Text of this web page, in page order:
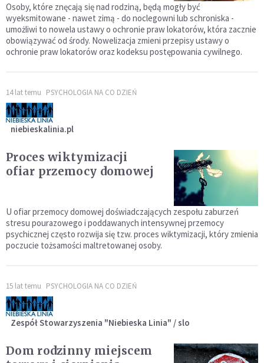
Osoby, które znęcają się nad rodziną, będą mogły być
wyeksmitowane - nawet zimą - do noclegowni lub schroniska -
umożliwi to nowela ustawy o ochronie praw lokatorów, która zacznie
obowiązywać od środy. Nowelizacja zmieni przepisy ustawy o
ochronie praw lokatorów oraz kodeksu postępowania cywilnego.
14 lat temu PSYCHOLOGIA NA CO DZIEŃ
niebieskalinia.pl
Proces wiktymizacji
ofiar przemocy domowej
U ofiar przemocy domowej doświadczających zespołu zaburzeń
stresu pourazowego i poddawanych intensywnej przemocy
psychicznej często rozwija się tzw. proces wiktymizacji, który zmienia
poczucie tożsamości maltretowanej osoby.
15 lat temu PSYCHOLOGIA NA CO DZIEŃ
Zespół Stowarzyszenia "Niebieska Linia" / slo
Dom rodzinny miejscem